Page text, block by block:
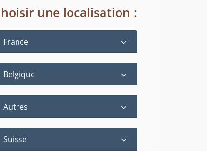
une localisation :
France
Belgique
Autres
Suisse